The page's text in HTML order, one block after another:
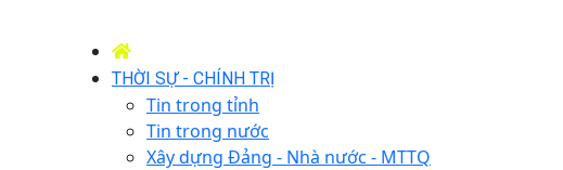
THỜI SỰ - CHÍNH TRỊ
Tin trong tỉnh
Tin trong nước
Xây dựng Đảng - Nhà nước - MTTQ